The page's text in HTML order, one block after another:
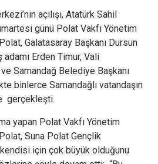
açılışı, Atatürk Sahil
günü Polat Vakfı Yönetim
Galatasaray Başkanı Dursun
Erden Timur, Vali
ve Samandağ Belediye Başkanı
binlerce Samandağlı vatandaşın
gerçekleşti.
yapan Polat Vakfı Yönetim
Suna Polat Gençlik
kendisi için çok büyük olduğunu